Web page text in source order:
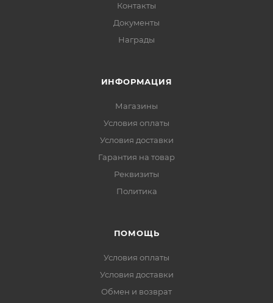
Контакты
Документы
Награды
ИНФОРМАЦИЯ
Магазины
Условия оплаты
Условия доставки
Гарантия на товар
Реквизиты
Политика
ПОМОЩЬ
Условия оплаты
Условия доставки
Обмен и возврат